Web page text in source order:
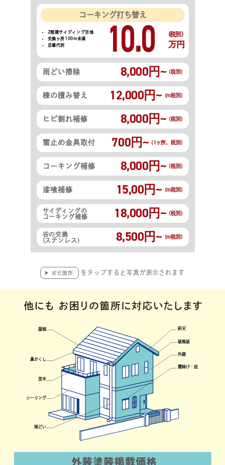
コーキング打ち替え
2階建サイディング目地
交換ヶ所100m未満
足場代別
10.0 (税別)
万円
雨どい掃除 8,000円~ (税別)
棟の積み替え 12,000円~ (m税別)
ヒビ割れ補修 8,000円~ (税別)
雪止め金具取付 700円~ (1ヶ所、税別)
コーキング補修 8,000円~ (税別)
漆喰補修 15,00円~ (m税別)
サイディングの
コーキング補修
18,000円~ (税別)
谷の交換
(ステンレス)
8,500円~ (m税別)
劣化箇所 をタップすると写真が表示されます
屋根
鼻かくし
笠木
シーリング
雨どい
軒天
破風板
外壁
霜除け・庇